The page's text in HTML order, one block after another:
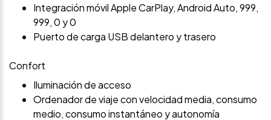
Integración móvil Apple CarPlay, Android Auto, 999,
999, 0 y 0
Puerto de carga USB delantero y trasero
Confort
Iluminación de acceso
Ordenador de viaje con velocidad media, consumo
medio, consumo instantáneo y autonomía